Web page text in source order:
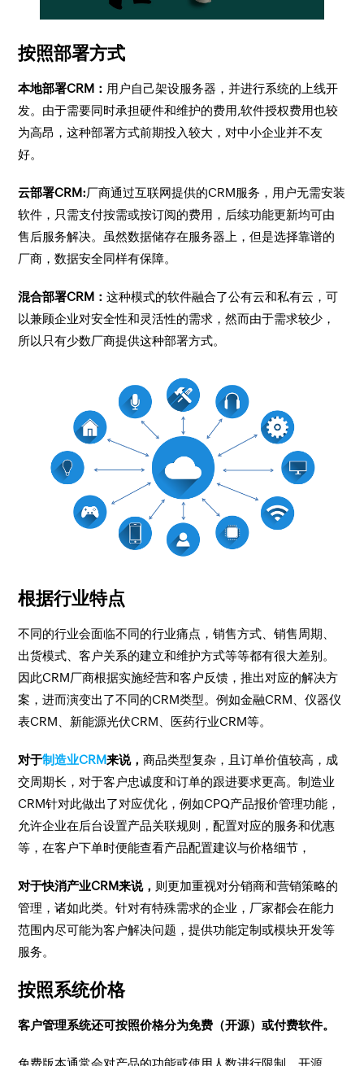
按照部署方式
本地部署CRM： 用户自己架设服务器，并进行系统的上线开
发。由于需要同时承担硬件和维护的费用,软件授权费用也较
为高昂，这种部署方式前期投入较大，对中小企业并不友
好。
云部署CRM:厂商通过互联网提供的CRM服务，用户无需安装
软件，只需支付按需或按订阅的费用，后续功能更新均可由
售后服务解决。虽然数据储存在服务器上，但是选择靠谱的
厂商，数据安全同样有保障。
混合部署CRM：这种模式的软件融合了公有云和私有云，可
以兼顾企业对安全性和灵活性的需求，然而由于需求较少，
所以只有少数厂商提供这种部署方式。
根据行业特点
不同的行业会面临不同的行业痛点，销售方式、销售周期、
出货模式、客户关系的建立和维护方式等等都有很大差别。
因此CRM厂商根据实施经营和客户反馈，推出对应的解决方
案，进而演变出了不同的CRM类型。例如金融CRM、仪器仪
表CRM、新能源光伏CRM、医药行业CRM等。
对于制造业CRM来说，商品类型复杂，且订单价值较高，成
交周期长，对于客户忠诚度和订单的跟进要求更高。制造业
CRM针对此做出了对应优化，例如CPQ产品报价管理功能，
允许企业在后台设置产品关联规则，配置对应的服务和优惠
等，在客户下单时便能查看产品配置建议与价格细节，
对于快消产业CRM来说， 则更加重视对分销商和营销策略的
管理，诸如此类。针对有特殊需求的企业，厂家都会在能力
范围内尽可能为客户解决问题，提供功能定制或模块开发等
服务。
按照系统价格
客户管理系统还可按照价格分为免费（开源）或付费软件。
免费版本通常会对产品的功能或使用人数进行限制，开源